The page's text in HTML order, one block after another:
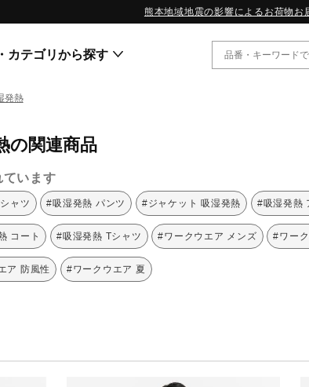
熊本地域地震の影響によるお荷物
カテゴリから探す
PROPHECY
LS
RIDER
ックス
レーション
シリーズ
W.PROPHECY1｜特集
WP MAGIC MITA｜特集
WP STRAP｜特集
スペシャルカラーパック｜特集
WP STRAP 2｜特集
マーガレット・ハウエル｜特集
発熱
の関連商品
ています
ャツ #吸湿発熱 パンツ #ジャケット 吸湿発熱 #吸湿発熱
コート #吸湿発熱 Tシャツ #ワークウエア メンズ #ワー
ア 防風性 #ワークウエア 夏